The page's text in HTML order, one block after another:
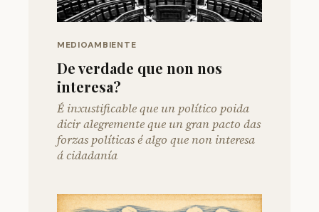
MEDIOAMBIENTE
De verdade que non nos
interesa?
É inxustificable que un político poida
dicir alegremente que un gran pacto das
forzas políticas é algo que non interesa
á cidadanía